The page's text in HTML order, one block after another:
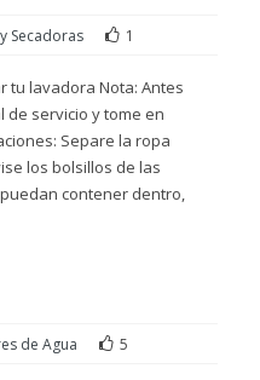
Secadoras 1
tu lavadora Nota: Antes
servicio y tome en
Separe la ropa
los bolsillos de las
contener dentro,
de Agua 5